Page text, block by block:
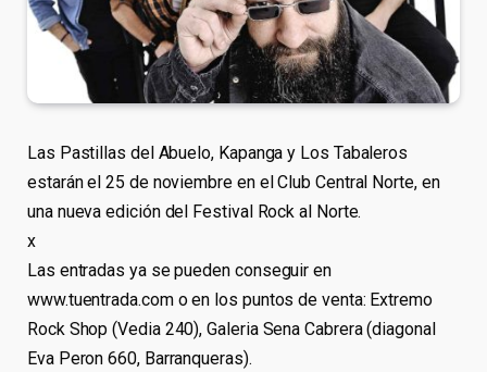
Las Pastillas del Abuelo, Kapanga y Los Tabaleros
estarán el 25 de noviembre en el Club Central Norte, en
una nueva edición del Festival Rock al Norte.
x
Las entradas ya se pueden conseguir en
www.tuentrada.com o en los puntos de venta: Extremo
Rock Shop (Vedia 240), Galeria Sena Cabrera (diagonal
Eva Peron 660, Barranqueras).